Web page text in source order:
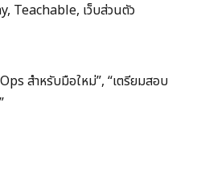
Teachable, เว็บส่วนตัว
สำหรับมือใหม่”, “เตรียมสอบ